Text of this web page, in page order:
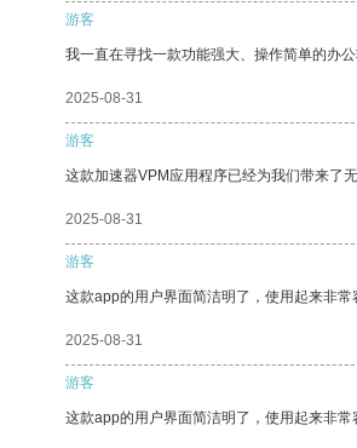
游客
我一直在寻找一款功能强大、操作简单的办
2025-08-31
游客
这款加速器VPM应用程序已经为我们带来了
2025-08-31
游客
这款app的用户界面简洁明了，使用起来非
2025-08-31
游客
这款app的用户界面简洁明了，使用起来非常